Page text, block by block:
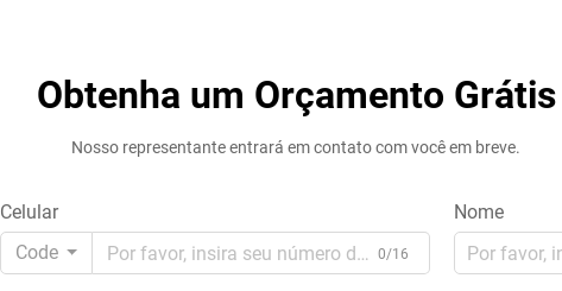
Obtenha um Orçamento Grátis
Nosso representante entrará em contato com você em breve.
Celular
Code
0/16
Nome